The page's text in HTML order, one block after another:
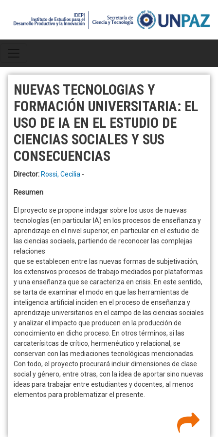
NUEVAS TECNOLOGIAS Y
FORMACIÓN UNIVERSITARIA: EL
USO DE IA EN EL ESTUDIO DE
CIENCIAS SOCIALES Y SUS
CONSECUENCIAS
Director: Rossi, Cecilia -
Resumen
El proyecto se propone indagar sobre los usos de nuevas
tecnologías (en particular IA) en los procesos de enseñanza y
aprendizaje en el nivel superior, en particular en el estudio de
las ciencias sociaels, partiendo de reconocer las complejas
relaciones
que se establecen entre las nuevas formas de subjetivación,
los extensivos procesos de trabajo mediados por plataformas
y una enseñanza que se caracteriza en crisis. En este sentido,
se tarta de examinar el modo en que las herramientas de
inteligencia artificial inciden en el proceso de enseñanza y
aprendizaje universitarios en el campo de las ciencias sociales
y analizar el impacto que producen en la producción de
conocimiento en dicho proceso. En otros términos, si las
carcaterísitcas de crítico, hermenéutico y relacional, se
conservan con las mediaciones tecnológicas mencionadas.
Con todo, el proyecto procurará incluir dimensiones de clase
social y género, entre otras, con la idea de aportar sino nuevas
ideas para trabajar entre estudiantes y docentes, al menos
elementos para problematizar el presente.